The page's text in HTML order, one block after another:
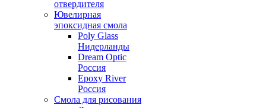
отвердителя
Ювелирная
эпоксидная смола
Poly Glass
Нидерланды
Dream Optic
Россия
Epoxy River
Россия
Смола для рисования